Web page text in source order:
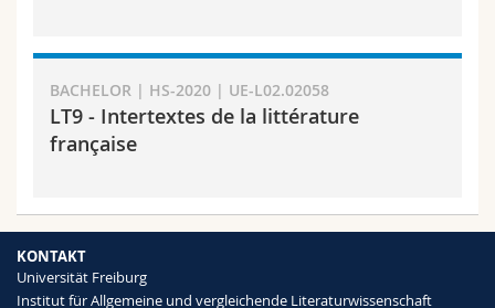
BACHELOR | HS-2020 | UE-L02.02058
LT9 - Intertextes de la littérature
française
KONTAKT
Universität Freiburg
Institut für Allgemeine und vergleichende Literaturwissenschaft